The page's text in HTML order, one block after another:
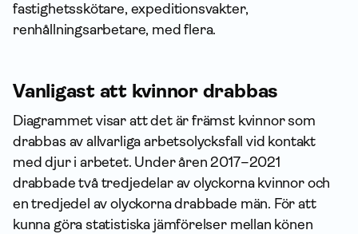
fastighetsskötare, expeditionsvakter,
renhållningsarbetare, med flera.
Vanligast att kvinnor drabbas
Diagrammet visar att det är främst kvinnor som
drabbas av allvarliga arbetsolycksfall vid kontakt
med djur i arbetet. Under åren 2017–2021
drabbade två tredjedelar av olyckorna kvinnor och
en tredjedel av olyckorna drabbade män. För att
kunna göra statistiska jämförelser mellan könen